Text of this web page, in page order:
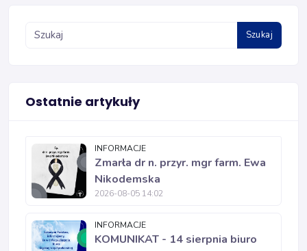
Szukaj
Ostatnie artykuły
INFORMACJE
Zmarła dr n. przyr. mgr farm. Ewa
Nikodemska
2026-08-05 14:02
INFORMACJE
KOMUNIKAT - 14 sierpnia biuro